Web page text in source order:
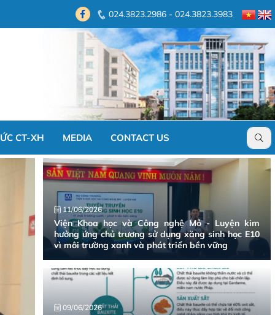
024.3823.2986 - 024.3823.3983
CT-XH MEDIA CONTACT US
11/06/2026
Viện Khoa học và Công nghệ Mỏ - Luyện kim
hưởng ứng chủ trương sử dụng xăng sinh học E10
vì môi trường xanh và phát triển bền vững
09/06/2026